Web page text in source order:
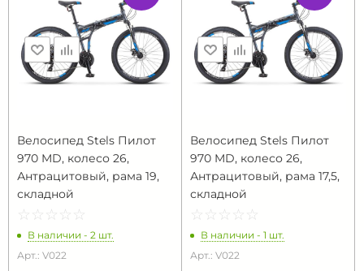
Велосипед Stels Пилот
970 MD, колесо 26,
Антрацитовый, рама 19,
складной
☆ ☆ ☆ ☆ ☆
★ ★ ★ ★ ★
В наличии - 2 шт.
Арт.: V022
Велосипед Stels Пилот
970 MD, колесо 26,
Антрацитовый, рама 17,5,
складной
☆ ☆ ☆ ☆ ☆
★ ★ ★ ★ ★
В наличии - 1 шт.
Арт.: V022